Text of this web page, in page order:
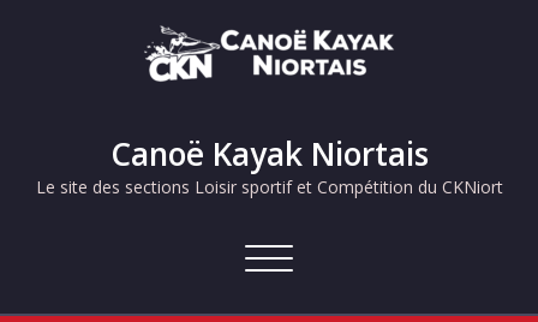
Canoë Kayak Niortais
Le site des sections Loisir sportif et Compétition du CKNiort
Afficher/masquer
navigation